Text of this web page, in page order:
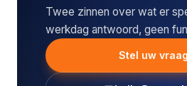
Twee zinnen over wat er
werkdag antwoord, geen
Stel uw vraag